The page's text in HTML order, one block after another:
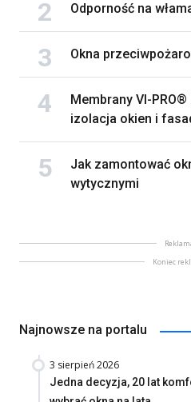
Odporność na
Okna
Membrany VI-
izolacja okien i
Jak zamontować
wytycznymi
Koniec
Najnowsze na portalu
3 sierpień 2026
Jedna decyzja, 20 lat